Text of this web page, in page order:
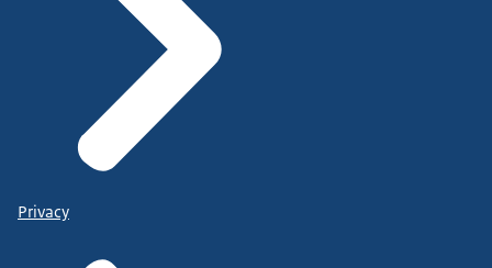
Privacy